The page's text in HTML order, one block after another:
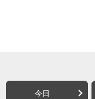
今日